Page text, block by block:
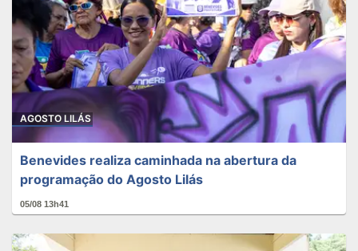
AGOSTO LILÁS
Benevides realiza caminhada na abertura da
programação do Agosto Lilás
05/08 13h41